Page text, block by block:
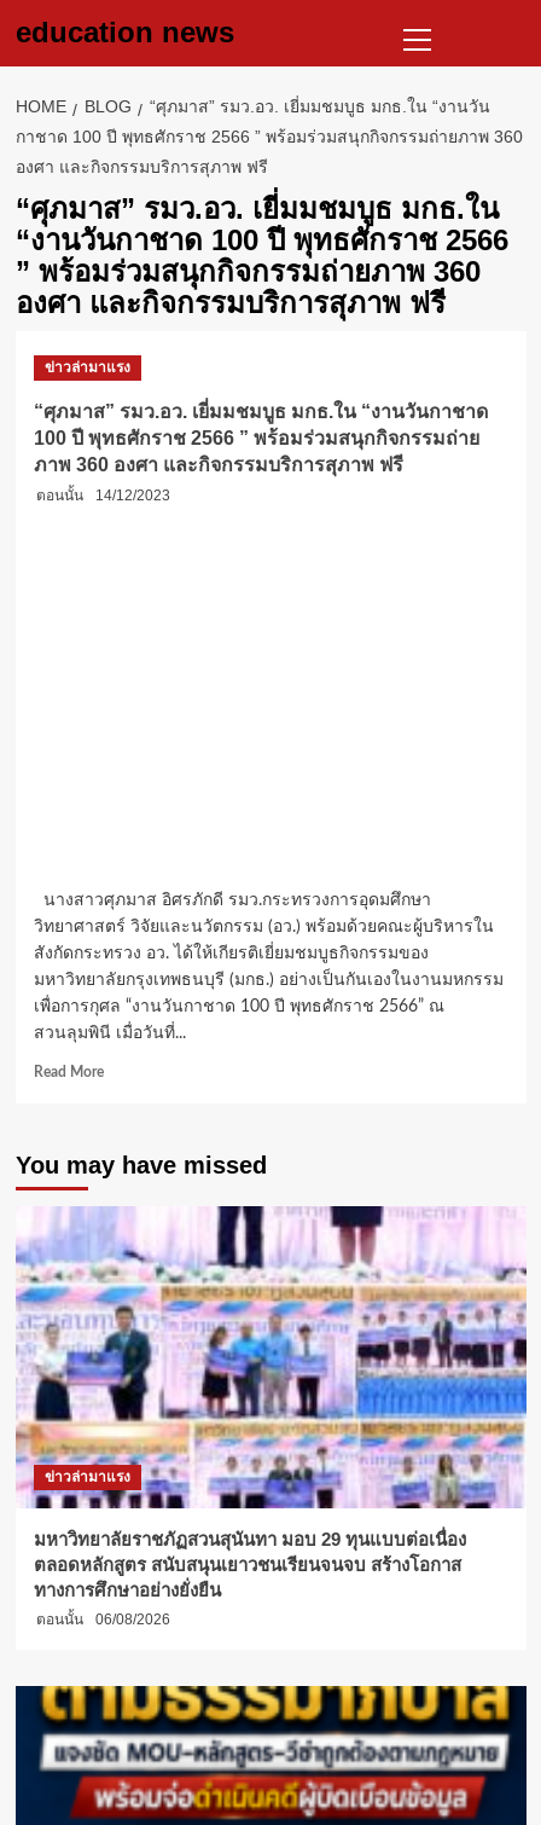
education news
Menu
HOME BLOG
“ศุภมาส” รมว.อว. เยี่มมชมบูธ มกธ.ใน “งานวัน
กาชาด 100 ปี พุทธศักราช 2566 ” พร้อมร่วมสนุกกิจกรรมถ่ายภาพ 360
องศา และกิจกรรมบริการสุภาพ ฟรี
“ศุภมาส” รมว.อว. เยี่มมชมบูธ มกธ.ใน
“งานวันกาชาด 100 ปี พุทธศักราช 2566
” พร้อมร่วมสนุกกิจกรรมถ่ายภาพ 360
องศา และกิจกรรมบริการสุภาพ ฟรี
ข่าวล่ามาแรง
“ศุภมาส” รมว.อว. เยี่มมชมบูธ มกธ.ใน “งานวันกาชาด
100 ปี พุทธศักราช 2566 ” พร้อมร่วมสนุกกิจกรรมถ่าย
ภาพ 360 องศา และกิจกรรมบริการสุภาพ ฟรี
ตอนนั้น 14/12/2023
นางสาวศุภมาส อิศรภักดี รมว.กระทรวงการอุดมศึกษา
วิทยาศาสตร์ วิจัยและนวัตกรรม (อว.) พร้อมด้วยคณะผู้บริหารใน
สังกัดกระทรวง อว. ได้ให้เกียรติเยี่ยมชมบูธกิจกรรมของ
มหาวิทยาลัยกรุงเทพธนบุรี (มกธ.) อย่างเป็นกันเองในงานมหกรรม
เพื่อการกุศล “งานวันกาชาด 100 ปี พุทธศักราช 2566” ณ
สวนลุมพินี เมื่อวันที่...
Read MoreRead
รมว.อว.
เยี่มม
ชม
มกธ.ใน
“งาน
วัน
กาชาด
100
ปี
พุทธศักราช
2566
”
พร้อม
ร่วม
สนุก
กิจกรรม
ถ่าย
ภาพ
360
องศา
บริการ
สุภาพ
ฟรี
You may have missed
ข่าวล่ามาแรง
มหาวิทยาลัยราชภัฏสวนสุนันทา มอบ 29 ทุนแบบต่อเนื่อง
ตลอดหลักสูตร สนับสนุนเยาวชนเรียนจนจบ สร้างโอกาส
ทางการศึกษาอย่างยั่งยืน
ตอนนั้น 06/08/2026